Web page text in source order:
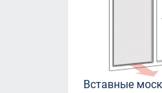
Вставные